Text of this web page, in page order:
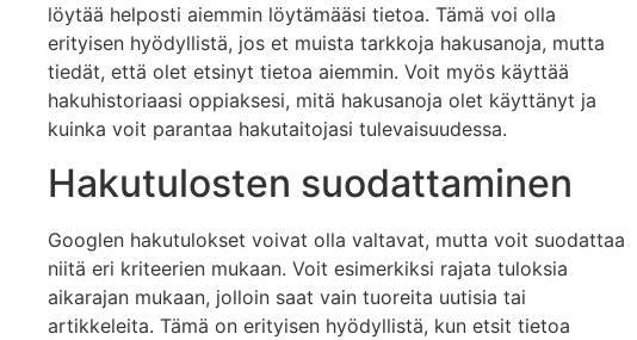
löytää helposti aiemmin löytämääsi tietoa. Tämä voi olla
erityisen hyödyllistä, jos et muista tarkkoja hakusanoja, mutta
tiedät, että olet etsinyt tietoa aiemmin. Voit myös käyttää
hakuhistoriaasi oppiaksesi, mitä hakusanoja olet käyttänyt ja
kuinka voit parantaa hakutaitojasi tulevaisuudessa.
Hakutulosten suodattaminen
Googlen hakutulokset voivat olla valtavat, mutta voit suodattaa
niitä eri kriteerien mukaan. Voit esimerkiksi rajata tuloksia
aikarajan mukaan, jolloin saat vain tuoreita uutisia tai
artikkeleita. Tämä on erityisen hyödyllistä, kun etsit tietoa